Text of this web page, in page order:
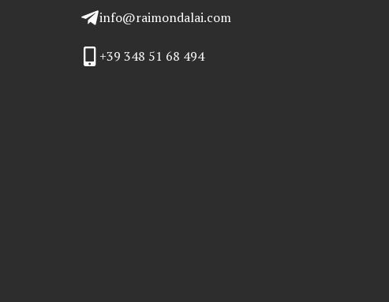
info@raimondalai.com
+39 348 51 68 494